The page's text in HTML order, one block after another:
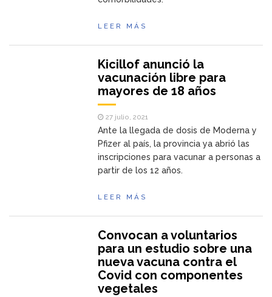
LEER MÁS
Kicillof anunció la
vacunación libre para
mayores de 18 años
27 julio, 2021
Ante la llegada de dosis de Moderna y
Pfizer al país, la provincia ya abrió las
inscripciones para vacunar a personas a
partir de los 12 años.
LEER MÁS
Convocan a voluntarios
para un estudio sobre una
nueva vacuna contra el
Covid con componentes
vegetales